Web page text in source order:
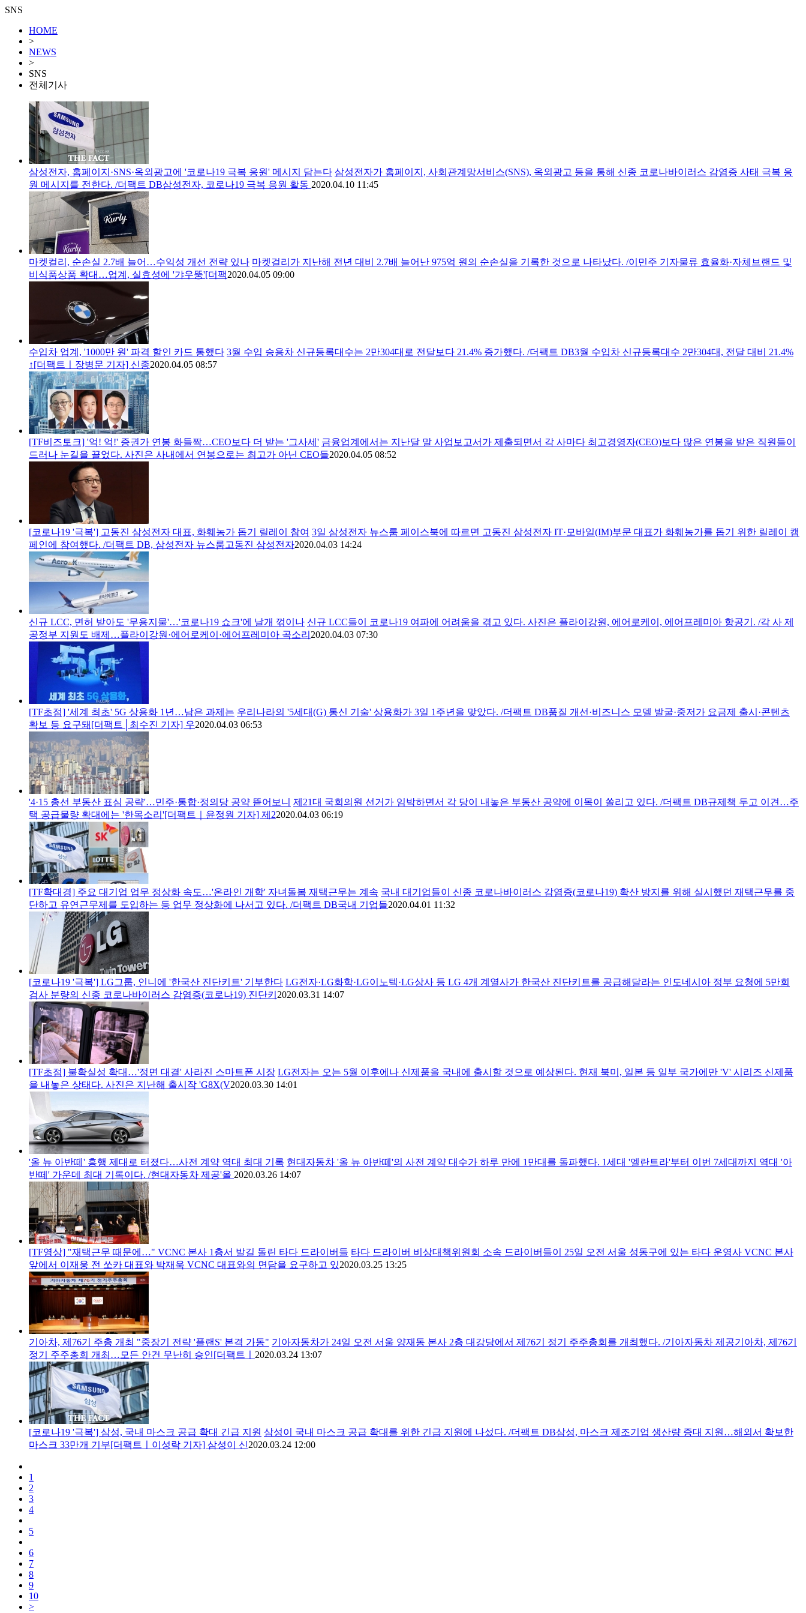
SNS
HOME
>
NEWS
>
SNS
전체기사
삼성전자, 홈페이지·SNS·옥외광고에 '코로나19 극복 응원' 메시지 담는다 삼성전자가 홈페이지, 사회관계망서비스(SNS), 옥외광고 등을 통해 신종 코로나바이러스 감염증 사태 극복 응
원 메시지를 전한다. /더팩트 DB삼성전자, 코로나19 극복 응원 활동 2020.04.10 11:45
마켓컬리, 순손실 2.7배 늘어…수익성 개선 전략 있나 마켓걸리가 지난해 전년 대비 2.7배 늘어난 975억 원의 순손실을 기록한 것으로 나타났다. /이민주 기자물류 효율화·자체브랜드 및
비식품상품 확대…업계, 실효성에 '갸우뚱'[더팩2020.04.05 09:00
수입차 업계, '1000만 원' 파격 할인 카드 통했다 3월 수입 승용차 신규등록대수는 2만304대로 전달보다 21.4% 증가했다. /더팩트 DB3월 수입차 신규등록대수 2만304대, 전달 대비 21.4%
↑[더팩트ㅣ장병문 기자] 신종2020.04.05 08:57
[TF비즈토크] '억! 억!' 증권가 연봉 화들짝…CEO보다 더 받는 '그사세' 금융업계에서는 지난달 말 사업보고서가 제출되면서 각 사마다 최고경영자(CEO)보다 많은 연봉을 받은 직원들이
드러나 눈길을 끌었다. 사진은 사내에서 연봉으로는 최고가 아닌 CEO들2020.04.05 08:52
[코로나19 '극복'] 고동진 삼성전자 대표, 화훼농가 돕기 릴레이 참여 3일 삼성전자 뉴스룸 페이스북에 따르면 고동진 삼성전자 IT·모바일(IM)부문 대표가 화훼농가를 돕기 위한 릴레이 캠
페인에 참여했다. /더팩트 DB, 삼성전자 뉴스룸고동진 삼성전자2020.04.03 14:24
신규 LCC, 면허 받아도 '무용지물'…'코로나19 쇼크'에 날개 꺾이나 신규 LCC들이 코로나19 여파에 어려움을 겪고 있다. 사진은 플라이강원, 에어로케이, 에어프레미아 항공기. /각 사 제
공정부 지원도 배제…플라이강원·에어로케이·에어프레미아 곡소리 2020.04.03 07:30
[TF초점] '세계 최초' 5G 상용화 1년…남은 과제는 우리나라의 '5세대(G) 통신 기술' 상용화가 3일 1주년을 맞았다. /더팩트 DB품질 개선·비즈니스 모델 발굴·중저가 요금제 출시·콘텐츠
확보 등 요구돼[더팩트│최수진 기자] 우2020.04.03 06:53
'4·15 총선 부동산 표심 공략'…민주·통합·정의당 공약 뜯어보니 제21대 국회의원 선거가 임박하면서 각 당이 내놓은 부동산 공약에 이목이 쏠리고 있다. /더팩트 DB규제책 두고 이견…주
택 공급물량 확대에는 '한목소리'[더팩트｜윤정원 기자] 제22020.04.03 06:19
[TF확대경] 주요 대기업 업무 정상화 속도…'온라인 개학' 자녀돌봄 재택근무는 계속 국내 대기업들이 신종 코로나바이러스 감염증(코로나19) 확산 방지를 위해 실시했던 재택근무를 중
단하고 유연근무제를 도입하는 등 업무 정상화에 나서고 있다. /더팩트 DB국내 기업들2020.04.01 11:32
[코로나19 '극복'] LG그룹, 인니에 '한국산 진단키트' 기부한다 LG전자·LG화학·LG이노텍·LG상사 등 LG 4개 계열사가 한국산 진단키트를 공급해달라는 인도네시아 정부 요청에 5만회
검사 분량의 신종 코로나바이러스 감염증(코로나19) 진단키 2020.03.31 14:07
[TF초점] 불확실성 확대…'정면 대결' 사라진 스마트폰 시장 LG전자는 오는 5월 이후에나 신제품을 국내에 출시할 것으로 예상된다. 현재 북미, 일본 등 일부 국가에만 'V' 시리즈 신제품
을 내놓은 상태다. 사진은 지난해 출시작 'G8X(V2020.03.30 14:01
'올 뉴 아반떼' 흥행 제대로 터졌다…사전 계약 역대 최대 기록 현대자동차 '올 뉴 아반떼'의 사전 계약 대수가 하루 만에 1만대를 돌파했다. 1세대 '엘란트라'부터 이번 7세대까지 역대 '아
반떼' 가운데 최대 기록이다. /현대자동차 제공'올 2020.03.26 14:07
[TF영상] "재택근무 때문에…" VCNC 본사 1층서 발길 돌린 타다 드라이버들 타다 드라이버 비상대책위원회 소속 드라이버들이 25일 오전 서울 성동구에 있는 타다 운영사 VCNC 본사
앞에서 이재웅 전 쏘카 대표와 박재욱 VCNC 대표와의 면담을 요구하고 있2020.03.25 13:25
기아차, 제76기 주총 개최 "중장기 전략 '플랜S' 본격 가동" 기아자동차가 24일 오전 서울 양재동 본사 2층 대강당에서 제76기 정기 주주총회를 개최했다. /기아자동차 제공기아차, 제76기
정기 주주총회 개최…모든 안건 무난히 승인[더팩트ㅣ 2020.03.24 13:07
[코로나19 '극복'] 삼성, 국내 마스크 공급 확대 긴급 지원 삼성이 국내 마스크 공급 확대를 위한 긴급 지원에 나섰다. /더팩트 DB삼성, 마스크 제조기업 생산량 증대 지원…해외서 확보한
마스크 33만개 기부[더팩트ㅣ이성락 기자] 삼성이 신2020.03.24 12:00
1
2
3
4
5
6
7
8
9
10
>